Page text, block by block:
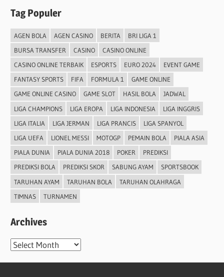
Tag Populer
AGEN BOLA AGEN CASINO BERITA
BRI LIGA 1
BURSA TRANSFER
CASINO
CASINO ONLINE
CASINO ONLINE TERBAIK
ESPORTS EURO 2024
EVENT GAME
FANTASY SPORTS
FIFA FORMULA 1
GAME ONLINE
GAME ONLINE CASINO
GAME SLOT HASIL BOLA
JADWAL
LIGA CHAMPIONS
LIGA EROPA LIGA INDONESIA
LIGA INGGRIS
LIGA ITALIA
LIGA JERMAN LIGA PRANCIS
LIGA SPANYOL
LIGA UEFA
LIONEL MESSI MOTOGP PEMAIN BOLA
PIALA ASIA
PIALA DUNIA
PIALA DUNIA 2018 POKER
PREDIKSI
PREDIKSI BOLA
PREDIKSI SKOR SABUNG AYAM
SPORTSBOOK
TARUHAN AYAM
TARUHAN BOLA
TARUHAN OLAHRAGA
TIMNAS
TURNAMEN
Archives
Archives